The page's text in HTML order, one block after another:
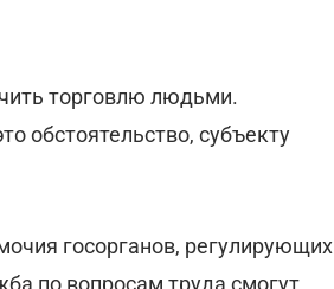
торговлю людьми.
обстоятельство, субъекту
госорганов, регулирующих
по вопросам труда смогут